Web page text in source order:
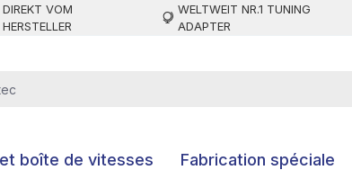
DIREKT VOM
HERSTELLER
WELTWEIT NR.1 TUNING
ADAPTER
boîte de vitesses Fabrication spéciale